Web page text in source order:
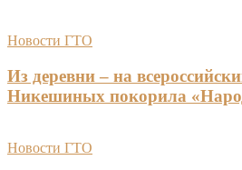
Новости ГТО
Из деревни – на
Никешиных покорила
Новости ГТО